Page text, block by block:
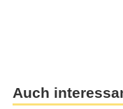
Auch